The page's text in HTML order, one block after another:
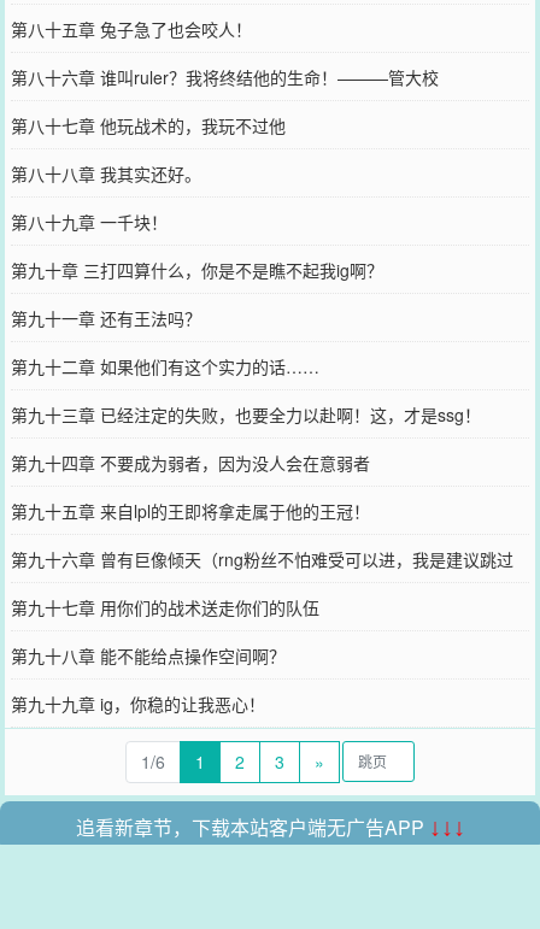
第八十五章 兔子急了也会咬人！
第八十六章 谁叫ruler？我将终结他的生命！———管大校
第八十七章 他玩战术的，我玩不过他
第八十八章 我其实还好。
第八十九章 一千块！
第九十章 三打四算什么，你是不是瞧不起我ig啊？
第九十一章 还有王法吗？
第九十二章 如果他们有这个实力的话……
第九十三章 已经注定的失败，也要全力以赴啊！这，才是ssg！
第九十四章 不要成为弱者，因为没人会在意弱者
第九十五章 来自lpl的王即将拿走属于他的王冠！
第九十六章 曾有巨像倾天（rng粉丝不怕难受可以进，我是建议跳过
的）
第九十七章 用你们的战术送走你们的队伍
第九十八章 能不能给点操作空间啊？
第九十九章 ig，你稳的让我恶心！
1/6 1 2 3 »
追看新章节，下载本站客户端无广告APP ↓↓↓